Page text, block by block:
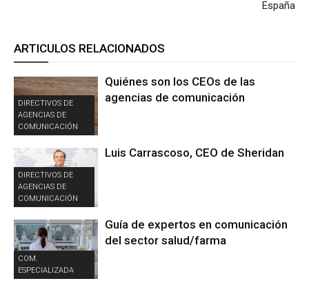
España
ARTICULOS RELACIONADOS
DIRECTIVOS DE
AGENCIAS DE
COMUNICACIÓN
Quiénes son los CEOs de las
agencias de comunicación
DIRECTIVOS DE
AGENCIAS DE
COMUNICACIÓN
Luis Carrascoso, CEO de Sheridan
COM.
ESPECIALIZADA
Guía de expertos en comunicación
del sector salud/farma